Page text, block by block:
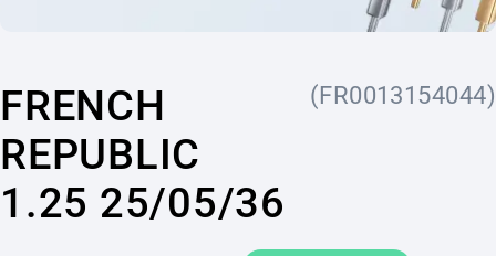
FRENCH
REPUBLIC
1.25 25/05/36
(FR0013154044)